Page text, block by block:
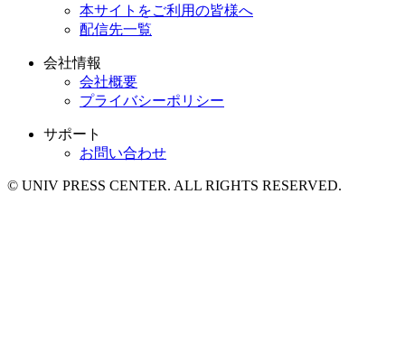
本サイトをご利用の皆様へ
配信先一覧
会社情報
会社概要
プライバシーポリシー
サポート
お問い合わせ
© UNIV PRESS CENTER. ALL RIGHTS RESERVED.